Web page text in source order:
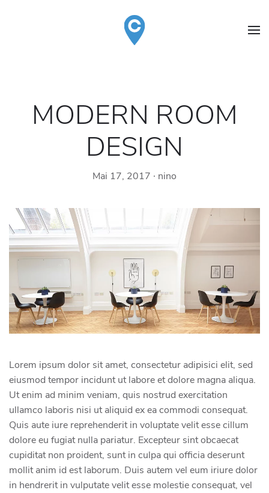
MODERN ROOM
DESIGN
Mai 17, 2017 ∙ nino
Lorem ipsum dolor sit amet, consectetur adipisici elit, sed
eiusmod tempor incidunt ut labore et dolore magna aliqua.
Ut enim ad minim veniam, quis nostrud exercitation
ullamco laboris nisi ut aliquid ex ea commodi consequat.
Quis aute iure reprehenderit in voluptate velit esse cillum
dolore eu fugiat nulla pariatur. Excepteur sint obcaecat
cupiditat non proident, sunt in culpa qui officia deserunt
mollit anim id est laborum. Duis autem vel eum iriure dolor
in hendrerit in vulputate velit esse molestie consequat, vel